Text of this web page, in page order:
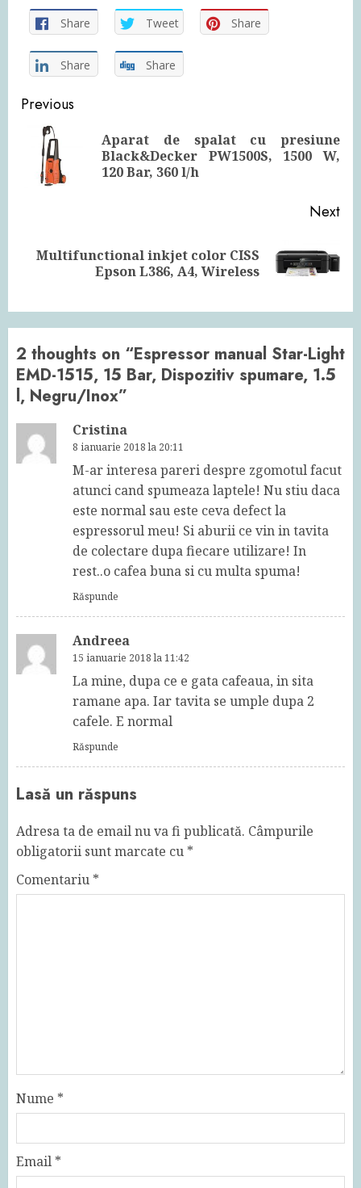
Share Tweet Share
Share Share
Continue
Reading
Previous
Aparat de spalat cu presiune
Black&Decker PW1500S, 1500 W,
120 Bar, 360 l/h
Next
Next
Multifunctional inkjet color CISS
Epson L386, A4, Wireless
2 thoughts on “Espressor manual Star-Light
EMD-1515, 15 Bar, Dispozitiv spumare, 1.5
l, Negru/Inox”
Cristina
8 ianuarie 2018 la 20:11
M-ar interesa pareri despre zgomotul facut
atunci cand spumeaza laptele! Nu stiu daca
este normal sau este ceva defect la
espressorul meu! Si aburii ce vin in tavita
de colectare dupa fiecare utilizare! In
rest..o cafea buna si cu multa spuma!
Răspunde
Andreea
15 ianuarie 2018 la 11:42
La mine, dupa ce e gata cafeaua, in sita
ramane apa. Iar tavita se umple dupa 2
cafele. E normal
Răspunde
Lasă un răspuns
Adresa ta de email nu va fi publicată. Câmpurile
obligatorii sunt marcate cu *
Comentariu *
Nume *
Email *